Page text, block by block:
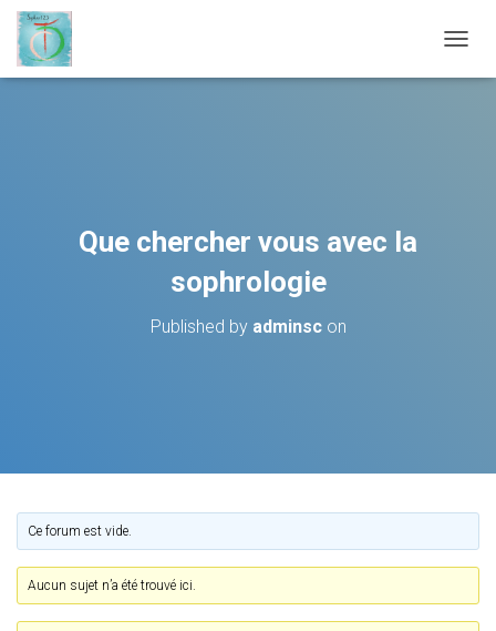
Que chercher vous avec la
sophrologie
Published by adminscon
Ce forum est vide.
Aucun sujet n’a été trouvé ici.